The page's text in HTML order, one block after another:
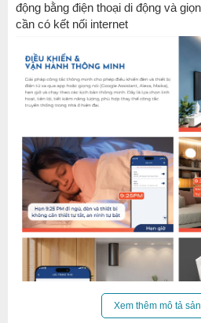
động bằng điện thoại di động và
cần có kết nối internet
Xem thêm mô tả